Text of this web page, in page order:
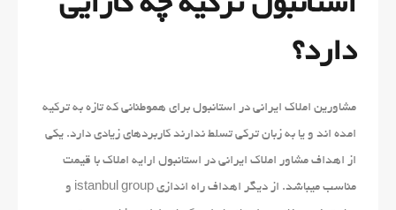
دارد؟
مشاورین املاک ایرانی در استانبول برای هموطنانی که تازه به ترکیه
امده اند و یا به زبان ترکی تسلط ندارند کاربردهای زیادی دارد. یکی
از اهداف مشاور املاک ایرانی در استانبول ارایه املاک با قیمت
مناسب میباشد. از دیگر اهداف راه اندازی istanbul group و